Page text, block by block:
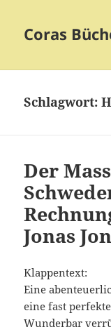
Coras
Schlagwort:
Der
Jonas
Klappentext:
Eine
eine fast
Wunderbar